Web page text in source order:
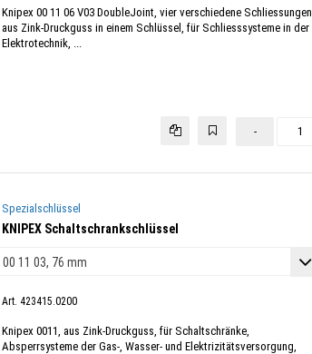
Knipex 00 11 06 V03 DoubleJoint, vier verschiedene Schliessungen
aus Zink-Druckguss in einem Schlüssel, für Schliesssysteme in der
Elektrotechnik, ...
-
Spezialschlüssel
KNIPEX Schaltschrankschlüssel
Art. 423415.0200
Knipex 0011, aus Zink-Druckguss, für Schaltschränke,
Absperrsysteme der Gas-, Wasser- und Elektrizitätsversorgung,